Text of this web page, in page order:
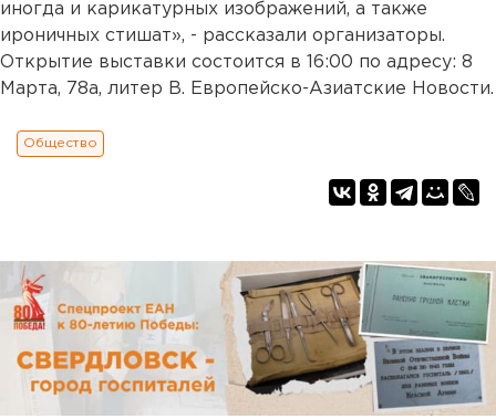
иногда и карикатурных изображений, а также
ироничных стишат», - рассказали организаторы.
Открытие выставки состоится в 16:00 по адресу: 8
Марта, 78а, литер В. Европейско-Азиатские Новости.
Общество